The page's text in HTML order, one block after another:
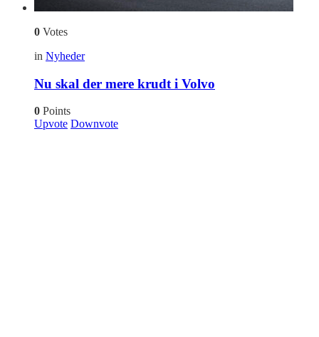
0 Votes
in Nyheder
Nu skal der mere krudt i Volvo
0 Points
Upvote Downvote